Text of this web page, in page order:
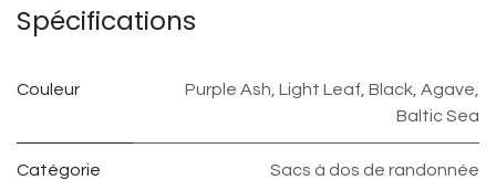
Spécifications
Couleur Purple Ash Light Leaf Black Agave
Baltic Sea
Catégorie Sacs à dos de randonnée